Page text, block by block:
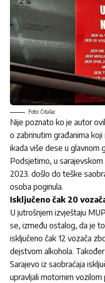
Foto: Čitalac
Nije poznato ko je autor
o zabrinutim građanima
ikada više dese u glavnom
Podsjetimo, u sarajevskom
2023. došlo do teške
osoba poginula.
Isključeno čak 20
U jutrošnjem izvještaju
se, između ostalog, da je
isključeno čak 12 vozača
dejstvom alkohola.
Sarajevo iz saobraćaja
upravljali motornim